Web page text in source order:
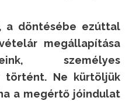
a döntésébe ezúttal
megállapítása
személyes
történt. Ne kürtöljük
a megértő jóindulat